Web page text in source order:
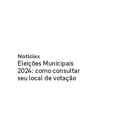
Notícias
Eleições Municipais
2024: como consultar
seu local de votação